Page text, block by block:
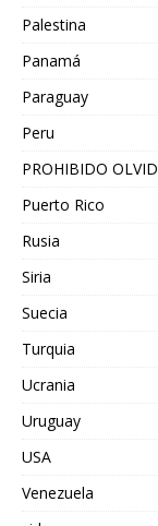
Palestina
Panamá
Paraguay
Peru
PROHIBIDO
Puerto Rico
Rusia
Siria
Suecia
Turquia
Ucrania
Uruguay
USA
Venezuela